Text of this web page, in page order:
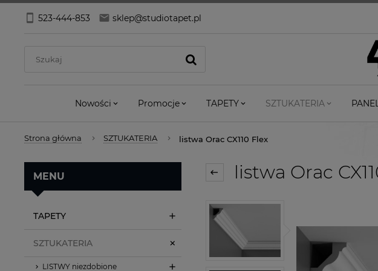
523-444-853 sklep@studiotapet.pl
Nowości Promocje TAPETY SZTUKATERIA
Strona główna SZTUKATERIA listwa Orac CX110 Flex
MENU
TAPETY
SZTUKATERIA
LISTWY niezdobione
listwa Orac